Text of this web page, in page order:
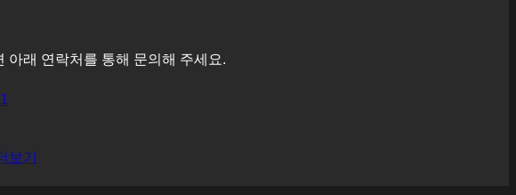
아래 연락처를 통해 문의해 주세요.
보기